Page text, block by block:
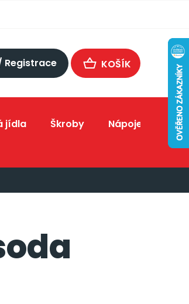
NÁKUPNÍ
Registrace
jídla Škroby Nápoje